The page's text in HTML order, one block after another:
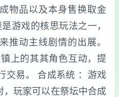
物品以及本身售换取金
游戏的核思玩法之一，
推动主线剧情的出展。
上的其其角色互动，提
交易。 合成系统 ：游戏
，玩家可以在祭坛中合成